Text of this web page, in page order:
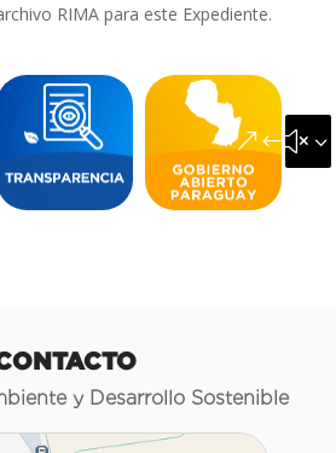
RIMA para este Expediente.
y Desarrollo Sostenible